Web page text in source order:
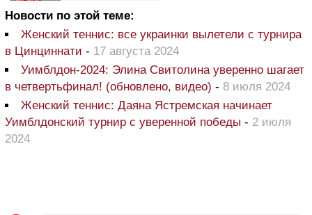
Новости по этой теме:
Женский теннис: все украинки вылетели с турнира
в Цинциннати - 17 августа 2024
Уимблдон-2024: Элина Свитолина уверенно шагает
в четвертьфинал! (обновлено, видео) - 8 июля 2024
Женский теннис: Даяна Ястремская начинает
Уимблдонский турнир с уверенной победы - 2 июля
2024